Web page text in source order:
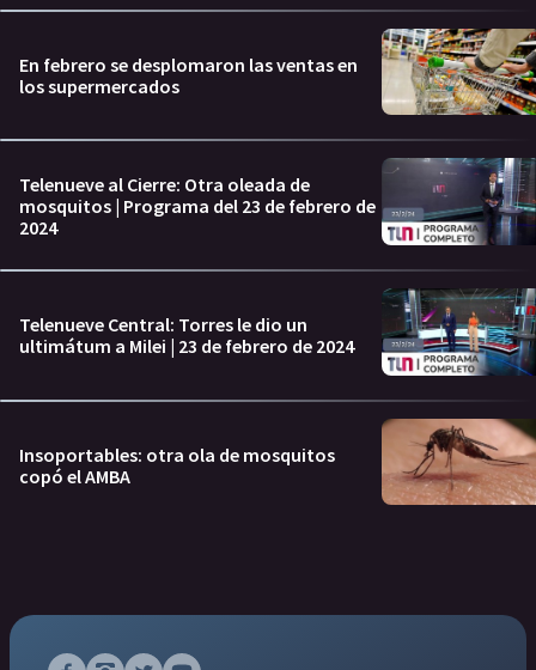
En febrero se desplomaron las ventas en
los supermercados
Telenueve al Cierre: Otra oleada de
mosquitos | Programa del 23 de febrero de
2024
Telenueve Central: Torres le dio un
ultimátum a Milei | 23 de febrero de 2024
Insoportables: otra ola de mosquitos
copó el AMBA